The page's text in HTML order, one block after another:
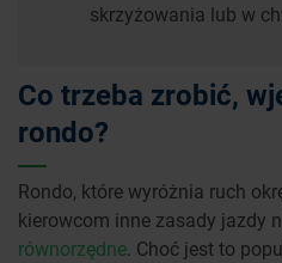
skrzyżowania lub w
Co trzeba zrobić,
rondo?
Rondo, które wyróżnia ruch
kierowcom inne zasady jazdy
równorzędne. Choć jest to